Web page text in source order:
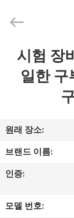
우
리
대
Testing
Equipment
Reserved.시험 장
일한 구
원래 장소:
브랜드 이름:
인증:
모델 번호: